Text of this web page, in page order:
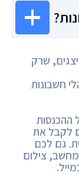
שרק
חשבונות
ההכנסות
לקבל את
גם לכם
צילום